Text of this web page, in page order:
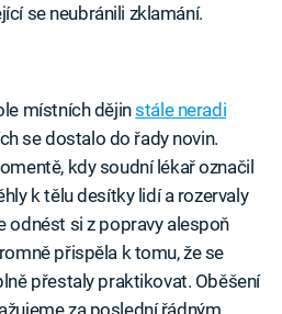
se neubránili zklamání.
místních dějinstále neradi
se dostalo do řady novin.
kdy soudní lékař označil
k tělu desítky lidí a rozervaly
odnést si z popravy alespoň
přispěla k tomu, že se
přestaly praktikovat. Oběšení